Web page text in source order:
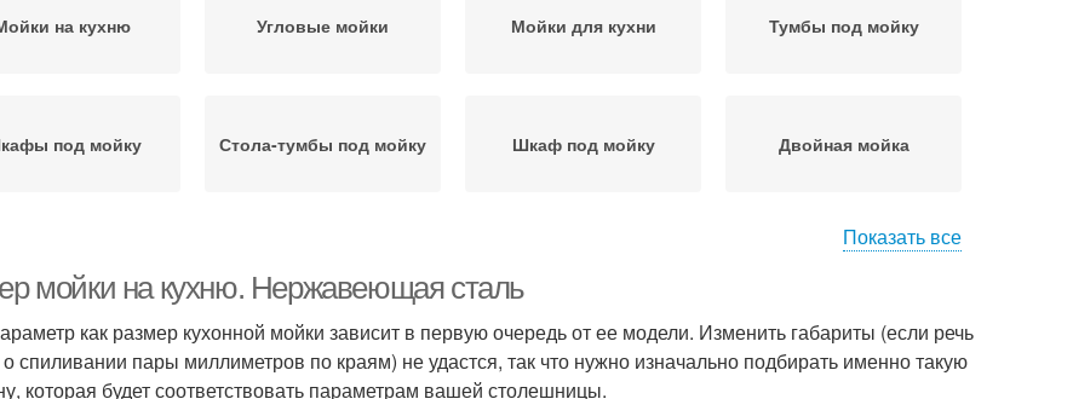
на кухню Угловые мойки Мойки для кухни Тумбы под мойку
под мойку Стола-тумбы под мойку Шкаф под мойку Двойная мойка
Показать все
мойки на кухню. Нержавеющая сталь
как размер кухонной мойки зависит в первую очередь от ее модели. Изменить габариты (если речь
о спиливании пары миллиметров по краям) не удастся, так что нужно изначально подбирать именно такую
которая будет соответствовать параметрам вашей столешницы.